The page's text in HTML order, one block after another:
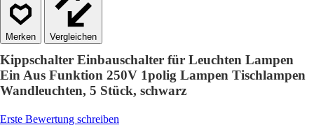
Vergleichen
Kippschalter Einbauschalter für Leuchten Lampen
Ein Aus Funktion 250V 1polig Lampen Tischlampen
Wandleuchten, 5 Stück, schwarz
Erste Bewertung schreiben